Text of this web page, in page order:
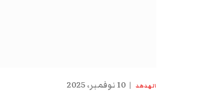
الهدهد 10 نوفمبر، 2025